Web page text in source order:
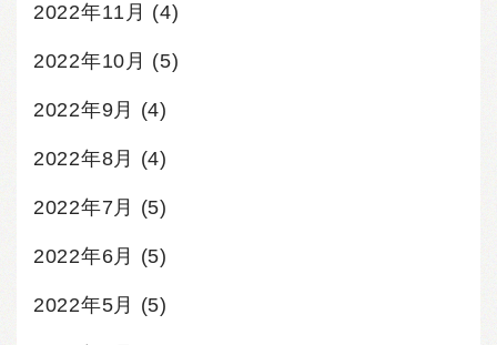
2022年11月 (4)
2022年10月 (5)
2022年9月 (4)
2022年8月 (4)
2022年7月 (5)
2022年6月 (5)
2022年5月 (5)